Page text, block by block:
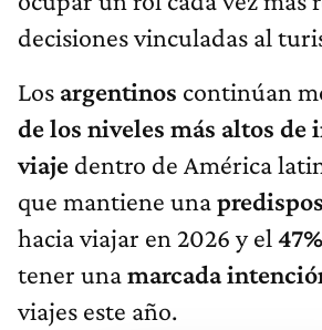
decisiones vinculadas al
Los argentinos continúan
de los niveles más altos de
viaje dentro de América
que mantiene una
hacia viajar en 2026 y el 47%
tener unamarcada
viajes este año.